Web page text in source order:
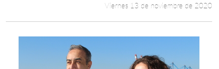
Viernes 13 de noviembre de 2020